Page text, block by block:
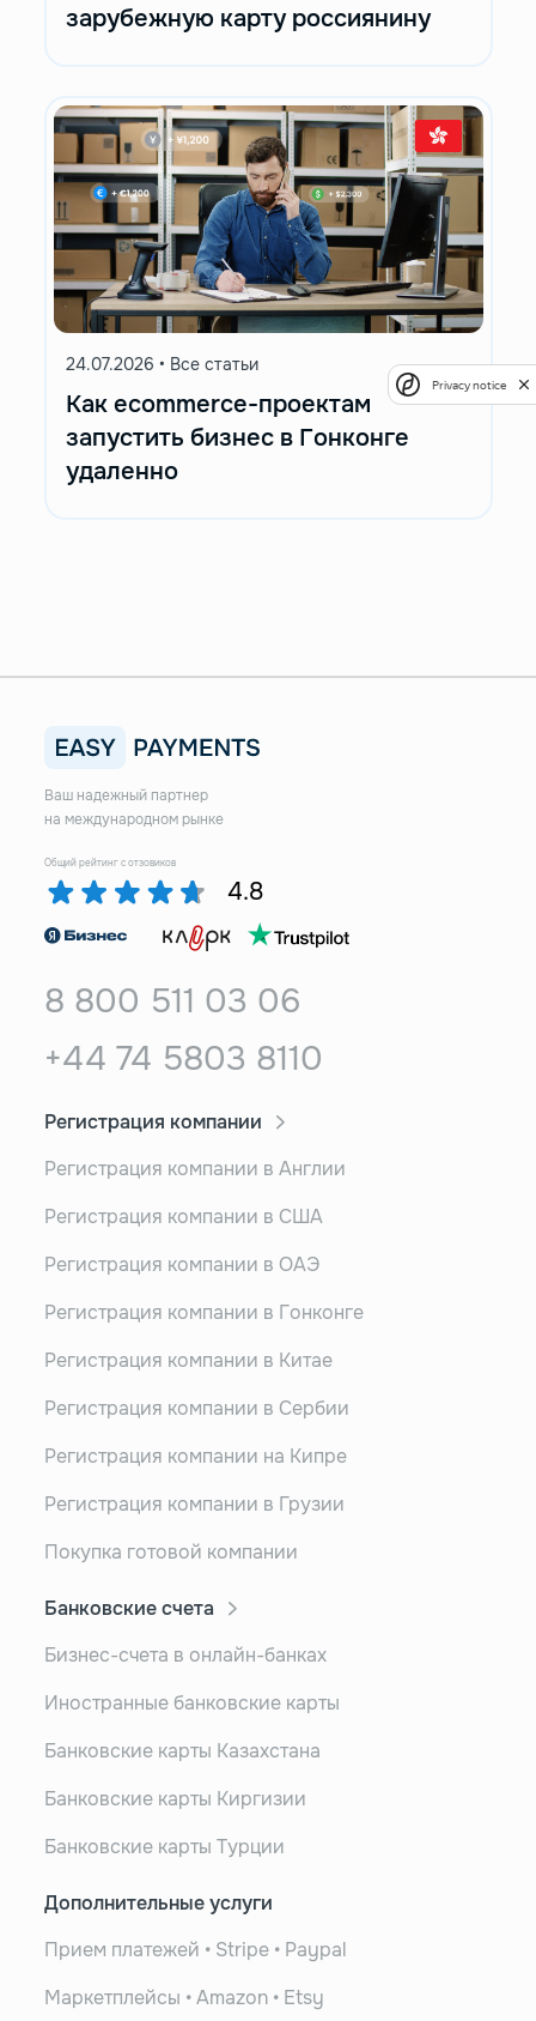
зарубежную карту россиянину
24.07.2026 • Все статьи
Как ecommerce-проектам
запустить бизнес в Гонконге
удаленно
Ваш надежный партнер
на международном рынке
Общий рейтинг с отзовиков
4.8
8 800 511 03 06
+44 74 5803 8110
Регистрация компании
Регистрация компании в Англии
Регистрация компании в США
Регистрация компании в ОАЭ
Регистрация компании в Гонконге
Регистрация компании в Китае
Регистрация компании в Сербии
Регистрация компании на Кипре
Регистрация компании в Грузии
Покупка готовой компании
Банковские счета
Бизнес-счета в онлайн-банках
Иностранные банковские карты
Банковские карты Казахстана
Банковские карты Киргизии
Банковские карты Турции
Дополнительные услуги
Прием платежей • Stripe • Paypal
Маркетплейсы • Amazon • Etsy
Privacy notice